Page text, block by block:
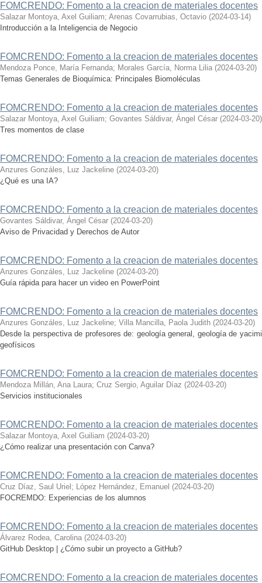
FOMCRENDO: Fomento a la creacion de materiales docentes
Salazar Montoya, Axel Guiliam; Arenas Covarrubias, Octavio (2024-03-14)
Introducción a la Inteligencia de Negocio
FOMCRENDO: Fomento a la creacion de materiales docentes
Mendoza Ponce, María Fernanda; Morales García, Norma Lilia (2024-03-20)
Temas Generales de Bioquímica: Principales Biomoléculas
FOMCRENDO: Fomento a la creacion de materiales docentes
Salazar Montoya, Axel Guiliam; Govantes Sáldivar, Ángel César (2024-03-20)
Tres momentos de clase
FOMCRENDO: Fomento a la creacion de materiales docentes
Anzures Gonzáles, Luz Jackeline (2024-03-20)
¿Qué es una IA?
FOMCRENDO: Fomento a la creacion de materiales docentes
Govantes Sáldivar, Ángel César (2024-03-20)
Aviso de Privacidad y Derechos de Autor
FOMCRENDO: Fomento a la creacion de materiales docentes
Anzures Gonzáles, Luz Jackeline (2024-03-20)
Guía rápida para hacer un video en PowerPoint
FOMCRENDO: Fomento a la creacion de materiales docentes
Anzures Gonzáles, Luz Jackeline; Villa Mancilla, Paola Judith (2024-03-20)
Desde la perspectiva de profesores de: geología general, geología de
geofísicos
FOMCRENDO: Fomento a la creacion de materiales docentes
Mendoza Millán, Ana Laura; Cruz Sergio, Aguilar Díaz (2024-03-20)
Servicios institucionales
FOMCRENDO: Fomento a la creacion de materiales docentes
Salazar Montoya, Axel Guiliam (2024-03-20)
¿Cómo realizar una presentación con Canva?
FOMCRENDO: Fomento a la creacion de materiales docentes
Cruz Díaz, Saul Uriel ; López Hernández, Emanuel (2024-03-20)
FOCREMDO: Experiencias de los alumnos
FOMCRENDO: Fomento a la creacion de materiales docentes
Álvarez Rodea, Carolina (2024-03-20)
GitHub Desktop | ¿Cómo subir un proyecto a GitHub?
FOMCRENDO: Fomento a la creacion de materiales docentes